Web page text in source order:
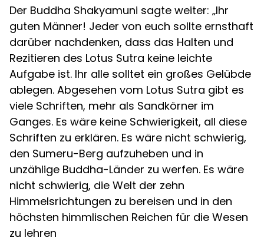
Der Buddha Shakyamuni sagte weiter: „Ihr
guten Männer! Jeder von euch sollte ernsthaft
darüber nachdenken, dass das Halten und
Rezitieren des Lotus Sutra keine leichte
Aufgabe ist. Ihr alle solltet ein großes Gelübde
ablegen. Abgesehen vom Lotus Sutra gibt es
viele Schriften, mehr als Sandkörner im
Ganges. Es wäre keine Schwierigkeit, all diese
Schriften zu erklären. Es wäre nicht schwierig,
den Sumeru-Berg aufzuheben und in
unzählige Buddha-Länder zu werfen. Es wäre
nicht schwierig, die Welt der zehn
Himmelsrichtungen zu bereisen und in den
höchsten himmlischen Reichen für die Wesen
zu lehren